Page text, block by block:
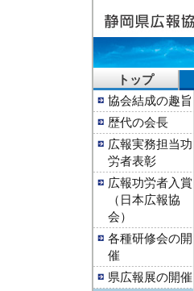
トップ
協会結成の趣旨
歴代の会長
広報実務担当功
労者表彰
広報功労者入賞
（日本広報協
会）
各種研修会の開
催
県広報展の開催